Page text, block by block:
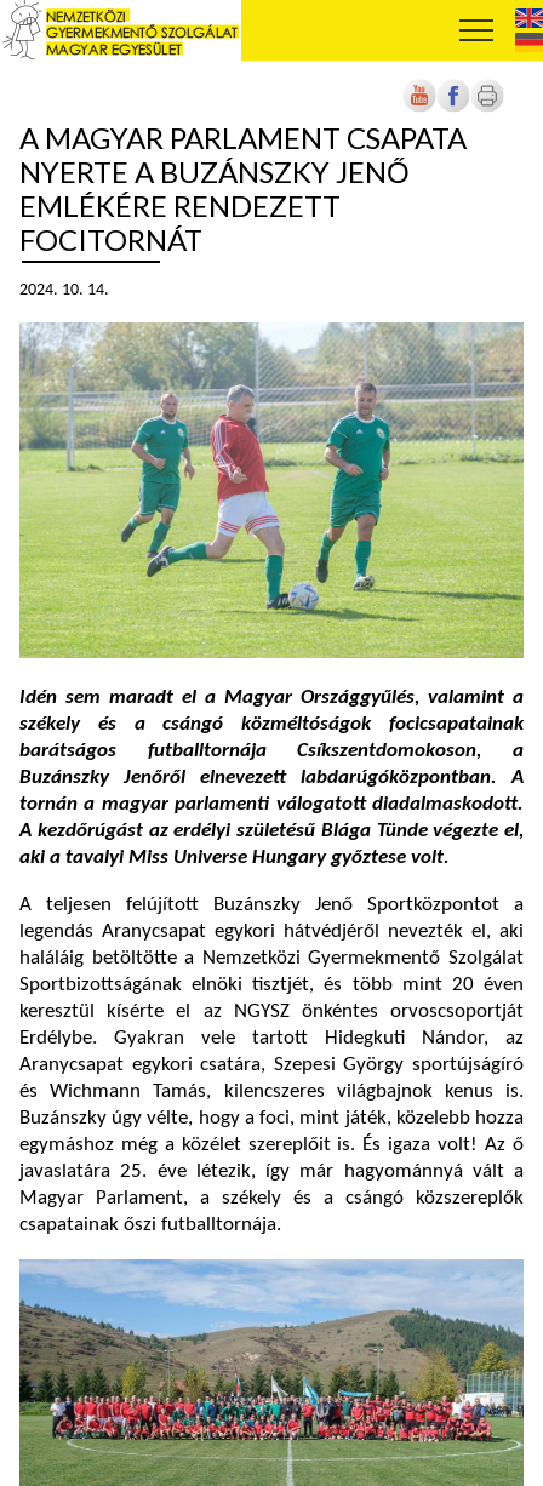
A MAGYAR PARLAMENT CSAPATA
NYERTE A BUZÁNSZKY JENŐ
EMLÉKÉRE RENDEZETT
FOCITORNÁT
2024. 10. 14.
Idén sem maradt el a Magyar Országgyűlés, valamint a
székely és a csángó közméltóságok focicsapatainak
barátságos futballtornája Csíkszentdomokoson, a
Buzánszky Jenőről elnevezett labdarúgóközpontban. A
tornán a magyar parlamenti válogatott diadalmaskodott.
A kezdőrúgást az erdélyi születésű Blága Tünde végezte el,
aki a tavalyi Miss Universe Hungary győztese volt.
A teljesen felújított Buzánszky Jenő Sportközpontot a
legendás Aranycsapat egykori hátvédjéről nevezték el, aki
haláláig betöltötte a Nemzetközi Gyermekmentő Szolgálat
Sportbizottságának elnöki tisztjét, és több mint 20 éven
keresztül kísérte el az NGYSZ önkéntes orvoscsoportját
Erdélybe. Gyakran vele tartott Hidegkuti Nándor, az
Aranycsapat egykori csatára, Szepesi György sportújságíró
és Wichmann Tamás, kilencszeres világbajnok kenus is.
Buzánszky úgy vélte, hogy a foci, mint játék, közelebb hozza
egymáshoz még a közélet szereplőit is. És igaza volt! Az ő
javaslatára 25. éve létezik, így már hagyománnyá vált a
Magyar Parlament, a székely és a csángó közszereplők
csapatainak őszi futballtornája.